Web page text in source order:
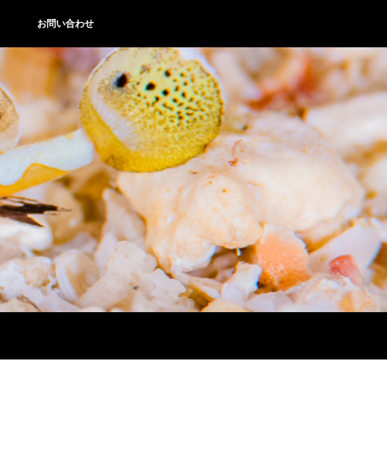
お問い合わせ